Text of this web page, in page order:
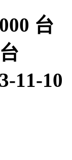
台
11-10